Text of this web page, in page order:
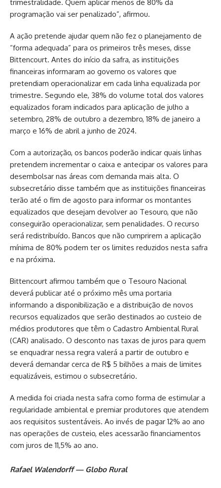
trimestralidade. Quem aplicar menos de 80% da
programação vai ser penalizado”, afirmou.
A ação pretende ajudar quem não fez o planejamento de
“forma adequada” para os primeiros três meses, disse
Bittencourt. Antes do início da safra, as instituições
financeiras informaram ao governo os valores que
pretendiam operacionalizar em cada linha equalizada por
trimestre. Segundo ele, 38% do volume total dos valores
equalizados foram indicados para aplicação de julho a
setembro, 28% de outubro a dezembro, 18% de janeiro a
março e 16% de abril a junho de 2024.
Com a autorização, os bancos poderão indicar quais linhas
pretendem incrementar o caixa e antecipar os valores para
desembolsar nas áreas com demanda mais alta. O
subsecretário disse também que as instituições financeiras
terão até o fim de agosto para informar os montantes
equalizados que desejam devolver ao Tesouro, que não
conseguirão operacionalizar, sem penalidades. O recurso
será redistribuído. Bancos que não cumprirem a aplicação
mínima de 80% podem ter os limites reduzidos nesta safra
e na próxima.
Bittencourt afirmou também que o Tesouro Nacional
deverá publicar até o próximo mês uma portaria
informando a disponibilização e a distribuição de novos
recursos equalizados que serão destinados ao custeio de
médios produtores que têm o Cadastro Ambiental Rural
(CAR) analisado. O desconto nas taxas de juros para quem
se enquadrar nessa regra valerá a partir de outubro e
deverá demandar cerca de R$ 5 bilhões a mais de limites
equalizáveis, estimou o subsecretário.
A medida foi criada nesta safra como forma de estimular a
regularidade ambiental e premiar produtores que atendem
aos requisitos sustentáveis. Ao invés de pagar 12% ao ano
nas operações de custeio, eles acessarão financiamentos
com juros de 11,5% ao ano.
Rafael Walendorff — Globo Rural